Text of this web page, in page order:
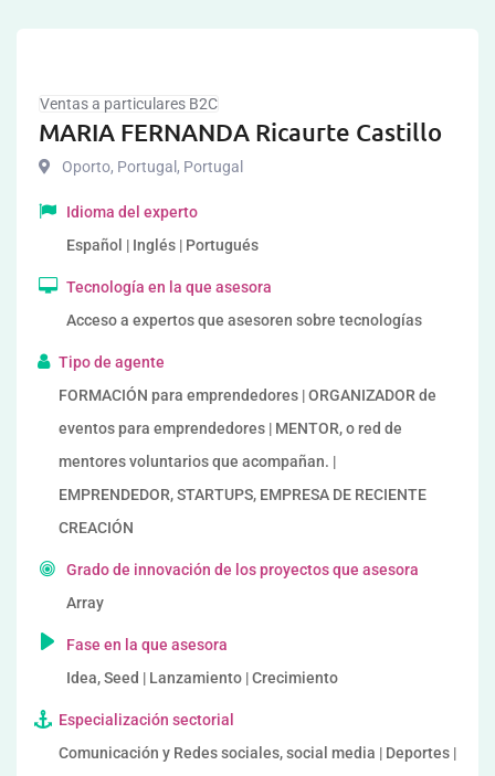
Ventas a particulares B2C
MARIA FERNANDA Ricaurte Castillo
Oporto, Portugal , Portugal
Idioma del experto
Español | Inglés | Portugués
Tecnología en la que asesora
Acceso a expertos que asesoren sobre tecnologías
Tipo de agente
FORMACIÓN para emprendedores | ORGANIZADOR de
eventos para emprendedores | MENTOR, o red de
mentores voluntarios que acompañan. |
EMPRENDEDOR, STARTUPS, EMPRESA DE RECIENTE
CREACIÓN
Grado de innovación de los proyectos que asesora
Array
Fase en la que asesora
Idea, Seed | Lanzamiento | Crecimiento
Especialización sectorial
Comunicación y Redes sociales, social media | Deportes |